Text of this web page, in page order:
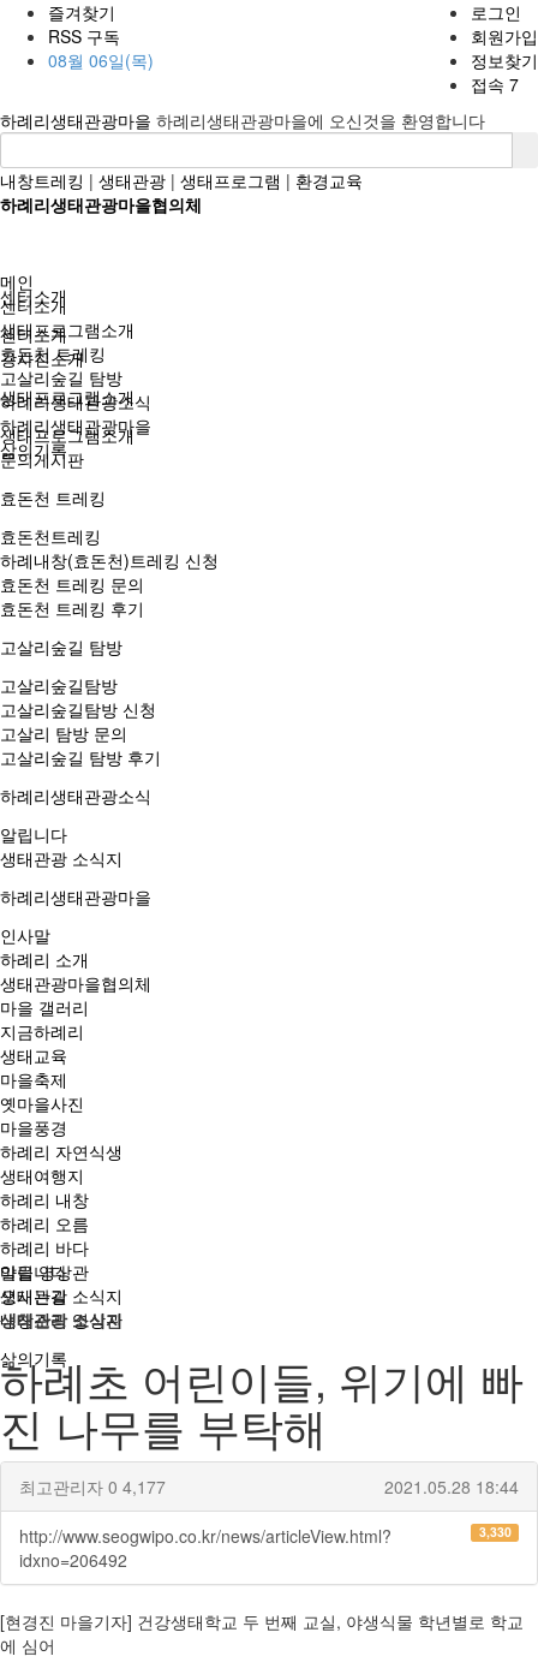
즐겨찾기
RSS 구독
08월 06일(목)
로그인
회원가입
정보찾기
접속 7
하례리생태관광마을 하례리생태관광마을에 오신것을 환영합니다
내창트레킹 | 생태관광 | 생태프로그램 | 환경교육
하례리생태관광마을협의체
센터소개
센터소개
강사진소개
생태프로그램소개
생태프로그램소개
문의게시판
효돈천 트레킹
효돈천트레킹
하례내창(효돈천)트레킹 신청
효돈천 트레킹 문의
효돈천 트레킹 후기
고살리숲길 탐방
고살리숲길탐방
고살리숲길탐방 신청
고살리 탐방 문의
고살리숲길 탐방 후기
하례리생태관광소식
알립니다
생태관광 소식지
하례리생태관광마을
인사말
하례리 소개
생태관광마을협의체
마을 갤러리
지금하례리
생태교육
마을축제
옛마을사진
마을풍경
하례리 자연식생
생태여행지
하례리 내창
하례리 오름
하례리 바다
마을 영상관
오시는길
내창소리 영상관
삶의기록
메인
센터소개
생태프로그램소개
효돈천 트레킹
고살리숲길 탐방
하례리생태관광소식
하례리생태관광마을
삶의기록
알립니다
생태관광 소식지
생태관광 소식지
하례초 어린이들, 위기에 빠
진 나무를 부탁해
최고관리자 0 4,177 2021.05.28 18:44
3,330
http://www.seogwipo.co.kr/news/articleView.html?
idxno=206492
[현경진 마을기자] 건강생태학교 두 번째 교실, 야생식물 학년별로 학교
에 심어